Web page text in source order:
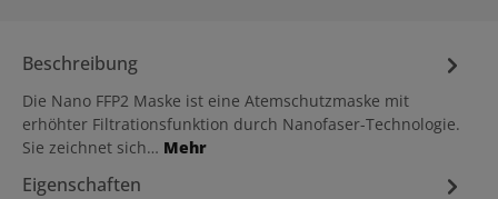
Beschreibung
Die Nano FFP2 Maske ist eine Atemschutzmaske mit
erhöhter Filtrationsfunktion durch Nanofaser-Technologie.
Sie zeichnet sich… Mehr
Eigenschaften